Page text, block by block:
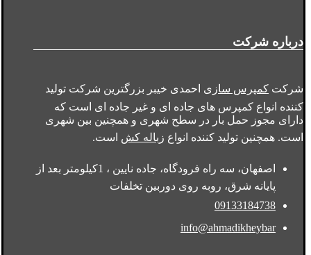
درباره شرکت
شرکت کمپرس سازی احمدی خیبر بزرگترین شرکت تولید
کننده انواع کمپرس های جاده ای و غیر جاده ای است که
دارای مجوز حمل بار در سطح شهری و همچنین بین شهری
است. همچنین تولید کننده انواع زباله کش است.
اصفهان، سه راه فرودگاه، جاده نایین ، 1کیلومتر بعد از
پایانه شرق، روبه روی دوربین تخلفات
09133184738
info@ahmadikheybar